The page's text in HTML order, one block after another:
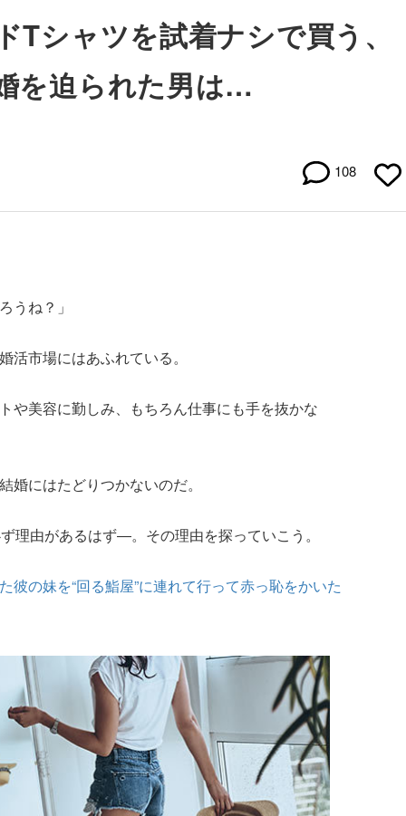
シャツを試着ナシで買う、
を迫られた男は…
108
うね？」
活市場にはあふれている。
や美容に勤しみ、もちろん仕事にも手を抜かな
婚にはたどりつかないのだ。
理由があるはず―。その理由を探っていこう。
の妹を“回る鮨屋”に連れて行って赤っ恥をかいた